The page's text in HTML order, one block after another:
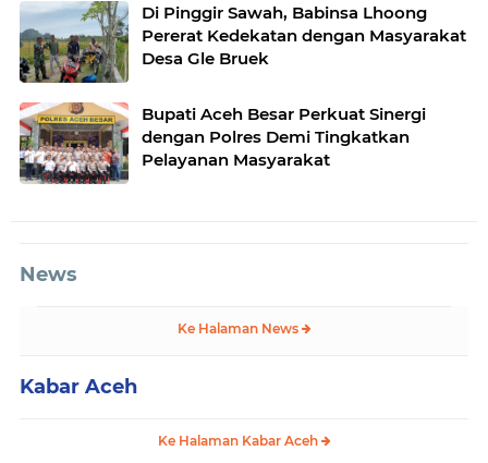
Di Pinggir Sawah, Babinsa Lhoong
Pererat Kedekatan dengan Masyarakat
Desa Gle Bruek
Bupati Aceh Besar Perkuat Sinergi
dengan Polres Demi Tingkatkan
Pelayanan Masyarakat
News
Ke Halaman News
Kabar Aceh
Ke Halaman Kabar Aceh